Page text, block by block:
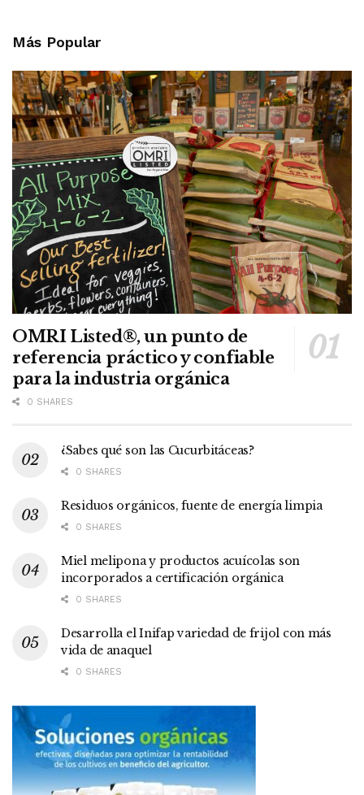
Más Popular
OMRI Listed®, un punto de
referencia práctico y confiable
para la industria orgánica
0 SHARES
¿Sabes qué son las Cucurbitáceas?
0 SHARES
Residuos orgánicos, fuente de energía limpia
0 SHARES
Miel melipona y productos acuícolas son
incorporados a certificación orgánica
0 SHARES
Desarrolla el Inifap variedad de frijol con más
vida de anaquel
0 SHARES